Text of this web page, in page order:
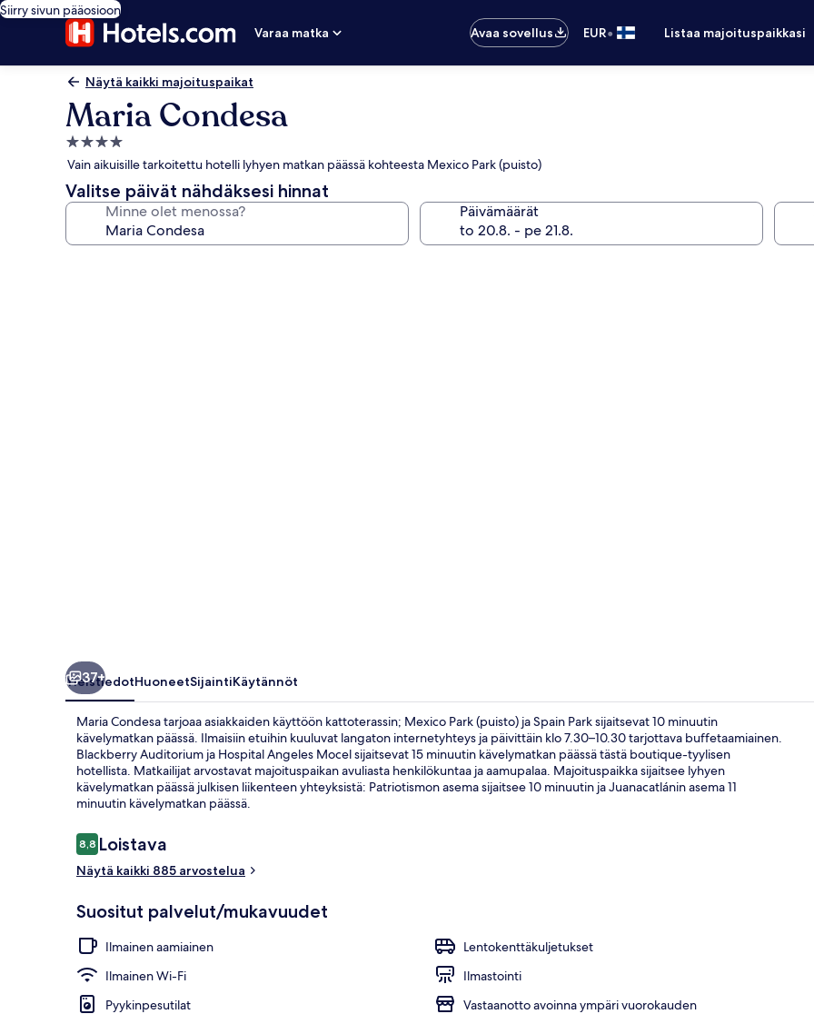
Siirry sivun pääosioon
Varaa matka
Avaa sovellus EUR• Listaa majoituspaikkasi
Näytä kaikki majoituspaikat
Maria Condesa
4.0
tähden
majoituspaikka
Vain aikuisille tarkoitettu hotelli lyhyen matkan päässä kohteesta Mexico Park (puisto)
Valitse päivät nähdäksesi hinnat
Minne olet menossa? Päivämäärät
37+
YleistiedotHuoneetSijaintiKäytännöt
Maria Condesa tarjoaa asiakkaiden käyttöön kattoterassin; Mexico Park (puisto) ja Spain Park sijaitsevat 10 minuutin
kävelymatkan päässä. Ilmaisiin etuihin kuuluvat langaton internetyhteys ja päivittäin klo 7.30–10.30 tarjottava buffetaamiainen.
Blackberry Auditorium ja Hospital Angeles Mocel sijaitsevat 15 minuutin kävelymatkan päässä tästä boutique-tyylisen
hotellista. Matkailijat arvostavat majoituspaikan avuliasta henkilökuntaa ja aamupalaa. Majoituspaikka sijaitsee lyhyen
kävelymatkan päässä julkisen liikenteen yhteyksistä: Patriotismon asema sijaitsee 10 minuutin ja Juanacatlánin asema 11
minuutin kävelymatkan päässä.
Arvostelut
8,88,8 kautta 10.
Loistava
Näytä kaikki 885 arvostelua
Suositut palvelut/mukavuudet
Ilmainen aamiainen
Lentokenttäkuljetukset
Ilmainen Wi-Fi
Ilmastointi
Pyykinpesutilat
Vastaanotto avoinna ympäri vuorokauden